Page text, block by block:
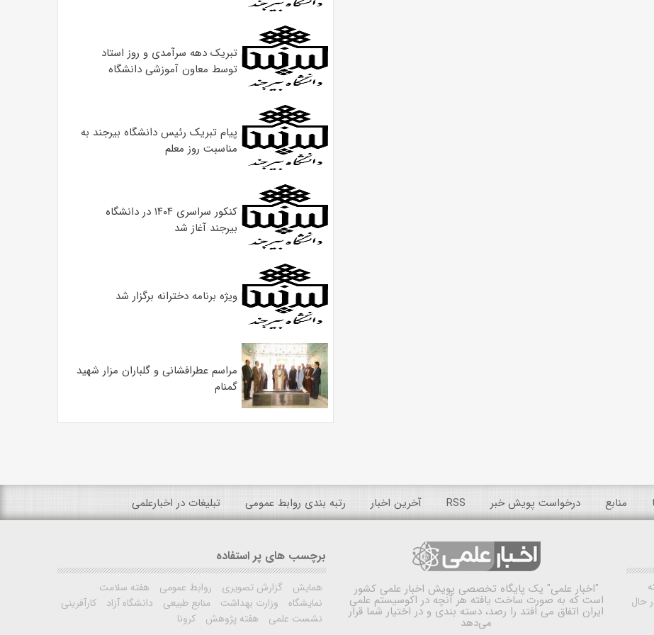
تبریک دهه سرآمدی و روز استاد
توسط معاون آموزشی دانشگاه
پیام تبریک رئیس دانشگاه بیرجند به
مناسبت روز معلم
کنکور سراسری ۱۴۰۴ در دانشگاه
بیرجند آغاز شد
ویژه برنامه دخترانه برگزار شد
مراسم عطرافشانی و گلباران مزار شهید
گمنام
منابع درخواست پویش خبر RSS آخرین اخبار رتبه بندی روابط عمومی تبلیغات در اخبارعلمی
حال
"اخبار علمی" یک پایگاه تخصصی پویش اخبار علمی کشور
است که به صورت ساخت یافته هر آنچه در اکوسیستم علمی
ایران اتفاق می افتد را رصد، دسته بندی و در اختیار شما قرار
می‌دهد
برچسب های پر استفاده
همایش گزارش تصویری روابط عمومی
هفته سلامت
نمایشگاه
وزارت بهداشت منابع طبیعی دانشگاه آزاد
کارآفرینی
نشست علمی
هفته پژوهش کرونا